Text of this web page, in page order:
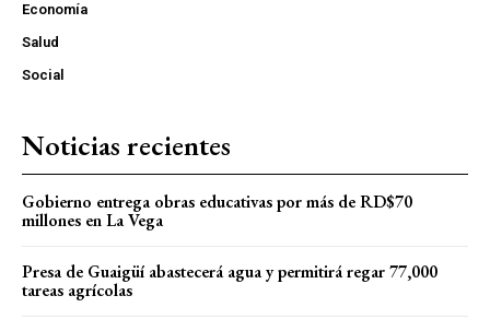
Economía
Salud
Social
Noticias recientes
Gobierno entrega obras educativas por más de RD$70
millones en La Vega
Presa de Guaigüí abastecerá agua y permitirá regar 77,000
tareas agrícolas